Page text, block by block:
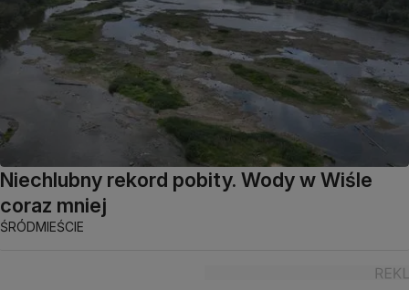
Niechlubny rekord pobity. Wody w Wiśle
coraz mniej
ŚRÓDMIEŚCIE